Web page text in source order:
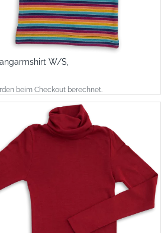
W/S,
beim Checkout berechnet.